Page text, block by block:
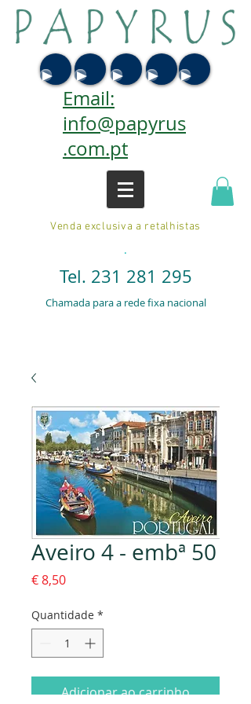
Email:
info@papyrus
.com.pt
Venda exclusiva a retalhistas
.
Tel. 231 281 295
Chamada para a rede fixa nacional
Aveiro 4 - embª 50
€ 8,50Preço
Quantidade *
Adicionar ao carrinho